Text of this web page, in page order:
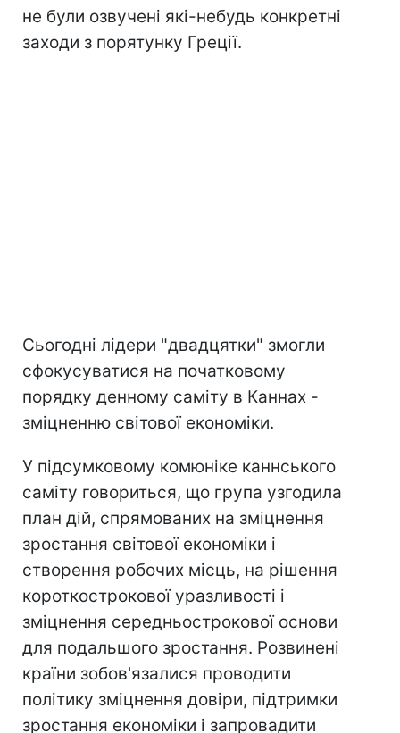
не були озвучені які-небудь конкретні
заходи з порятунку Греції.
Сьогодні лідери "двадцятки" змогли
сфокусуватися на початковому
порядку денному саміту в Каннах -
зміцненню світової економіки.
У підсумковому комюніке каннського
саміту говориться, що група узгодила
план дій, спрямованих на зміцнення
зростання світової економіки і
створення робочих місць, на рішення
короткострокової уразливості і
зміцнення середньострокової основи
для подальшого зростання. Розвинені
країни зобов'язалися проводити
політику зміцнення довіри, підтримки
зростання економіки і запровадити